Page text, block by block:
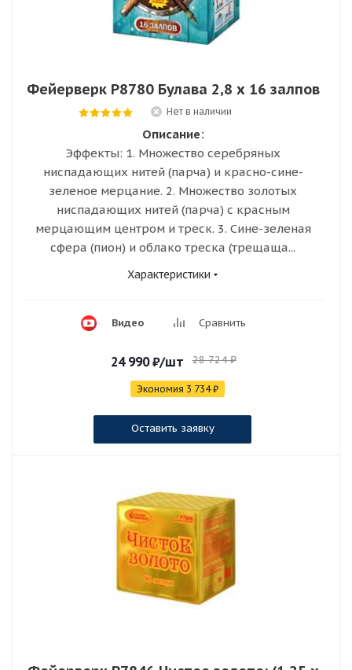
Фейерверк Р8780 Булава 2,8 х 16 залпов
Нет в наличии
Описание:
Эффекты: 1. Множество серебряных
ниспадающих нитей (парча) и красно-сине-
зеленое мерцание. 2. Множество золотых
ниспадающих нитей (парча) с красным
мерцающим центром и треск. 3. Сине-зеленая
сфера (пион) и облако треска (трещаща...
Характеристики
Видео Сравнить
24 990₽/шт 28 724₽
Экономия 3 734₽
Оставить заявку